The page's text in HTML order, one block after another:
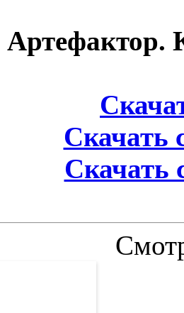
Артефактор.
Скачать
Скачать